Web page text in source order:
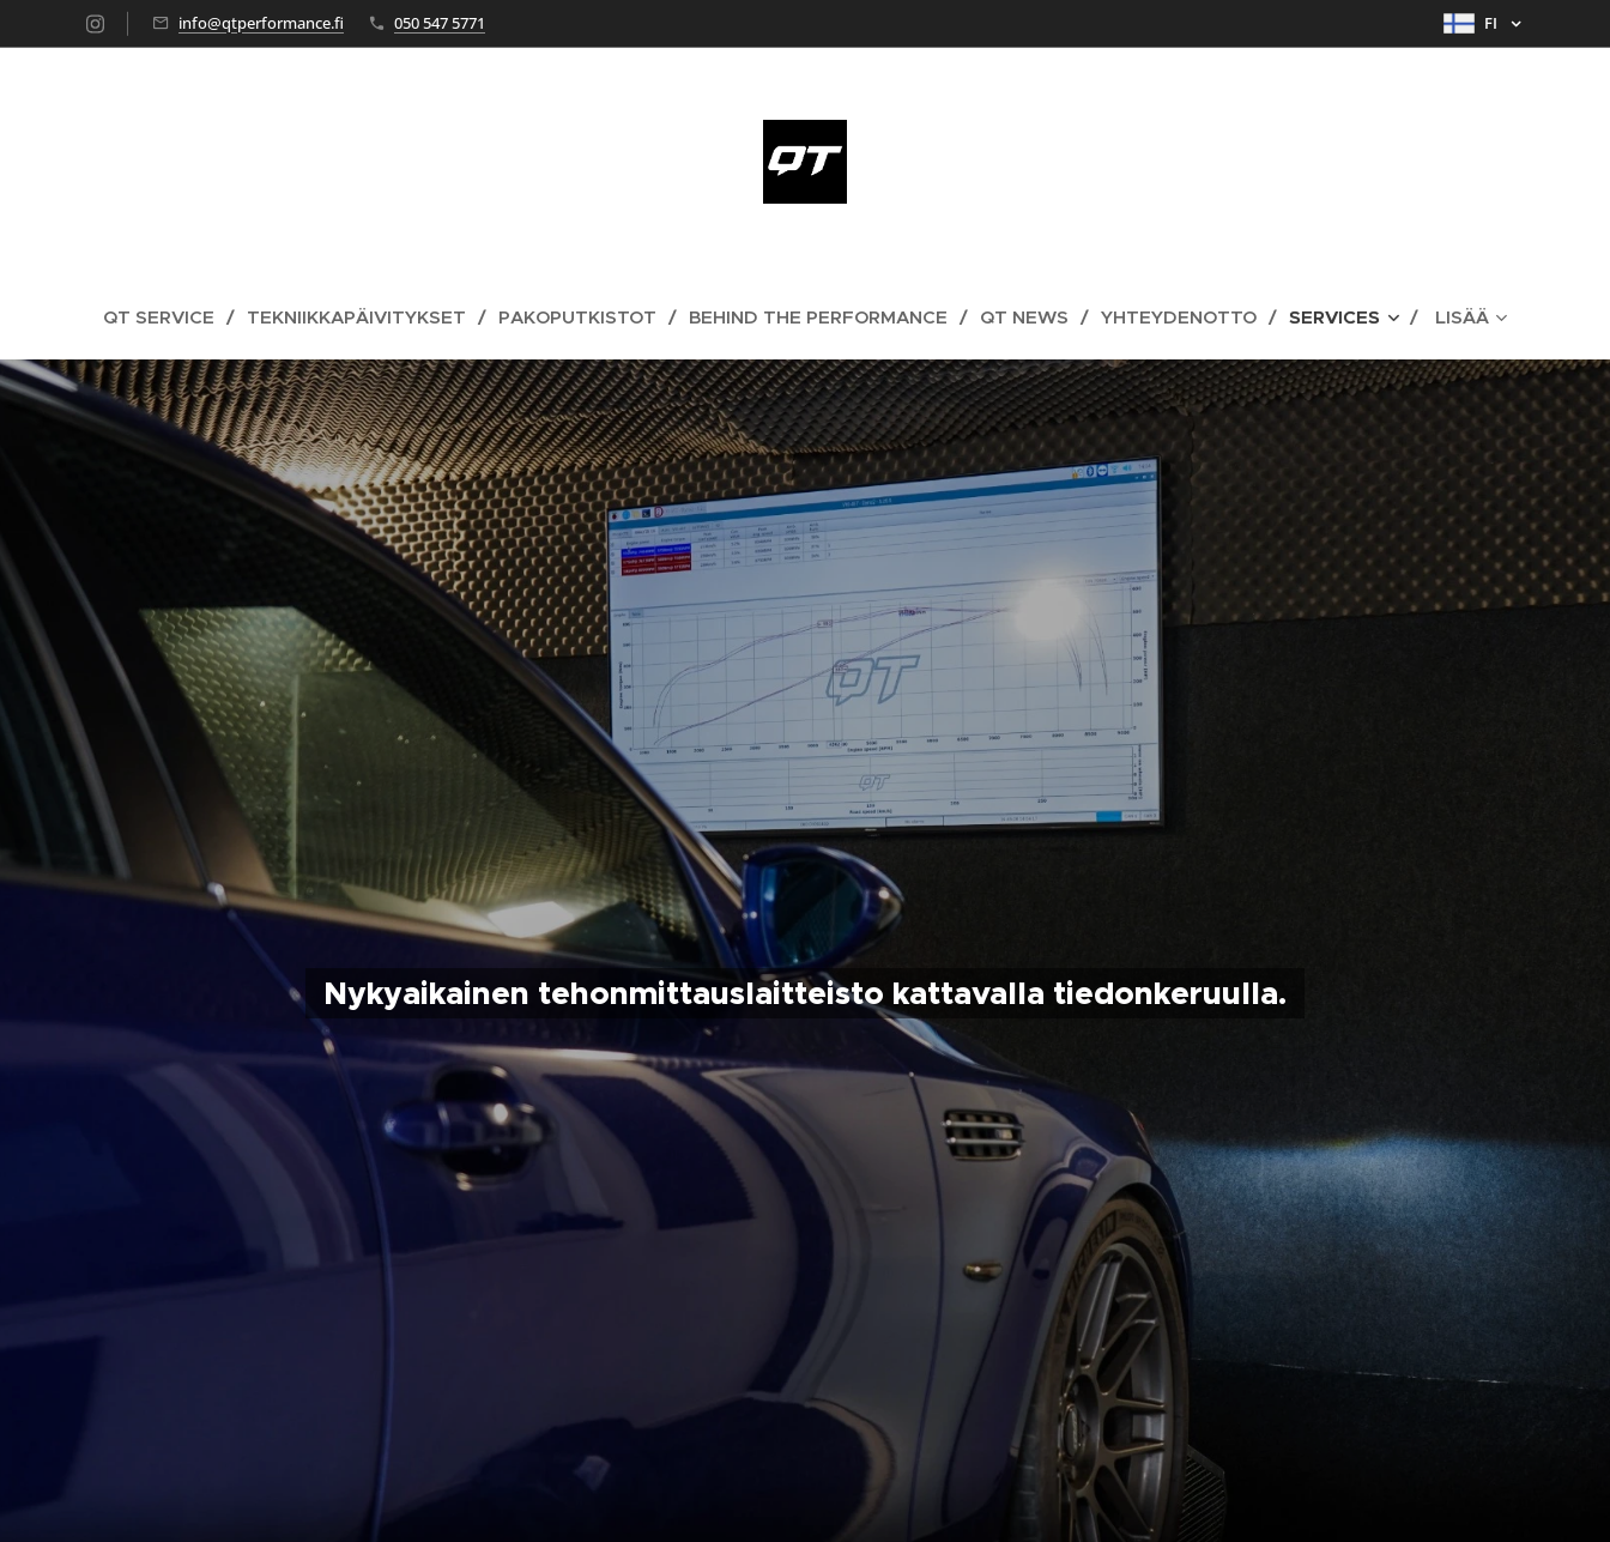
info@qtperformance.fi 050 547 5771 FI
QT SERVICE TEKNIIKKAPÄIVITYKSET PAKOPUTKISTOT BEHIND THE PERFORMANCE QT NEWS YHTEYDENOTTO SERVICES LISÄÄ
Nykyaikainen tehonmittauslaitteisto kattavalla tiedonkeruulla.